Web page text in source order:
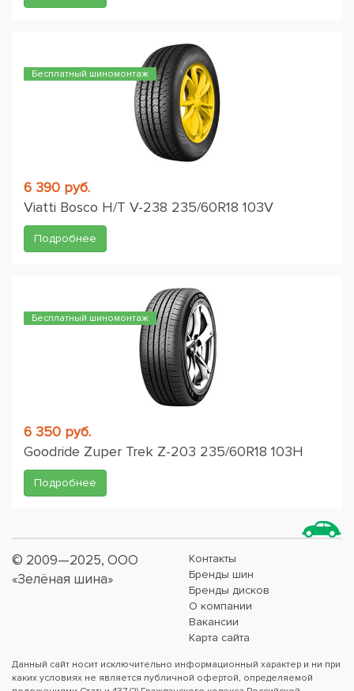
Бесплатный шиномонтаж
6 390 руб.
Viatti Bosco H/T V-238 235/60R18 103V
Подробнее
Бесплатный шиномонтаж
6 350 руб.
Goodride Zuper Trek Z-203 235/60R18 103H
Подробнее
© 2009—2025, ООО
«Зелёная шина»
Контакты
Бренды шин
Бренды дисков
О компании
Вакансии
Карта сайта
Данный сайт носит исключительно информационный характер и ни при
каких условиях не является публичной офертой, определяемой